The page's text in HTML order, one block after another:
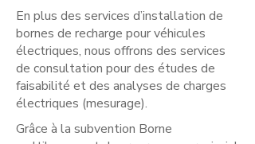
En plus des services d’installation de
bornes de recharge pour véhicules
électriques, nous offrons des services
de consultation pour des études de
faisabilité et des analyses de charges
électriques (mesurage).
Grâce à la subvention Borne